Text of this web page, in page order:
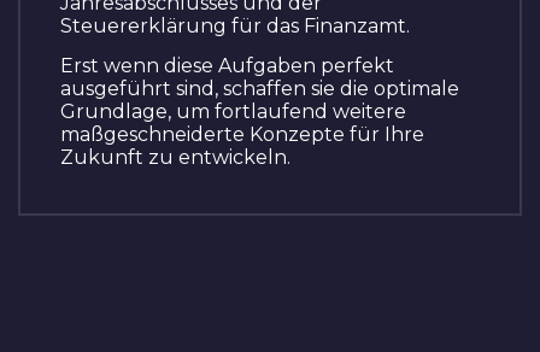
Steuererklärung für das Finanzamt.
Erst wenn diese Aufgaben perfekt
ausgeführt sind, schaffen sie die optimale
Grundlage, um fortlaufend weitere
maßgeschneiderte Konzepte für Ihre
Zukunft zu entwickeln.